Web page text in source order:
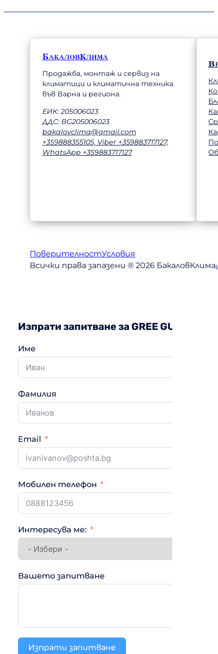
БакаловКлима
Продажба, монтаж и сервиз на
климатици и климатична техника
във Варна и региона.
ЕИК: 205006023
ДДС: BG205006023
bakalovclima@gmail.com
+359888355105, Viber +359883717127,
WhatsApp +359883717127
ПоверителностУсловия
Всички права запазени ® 2026 БакаловКлима
Изпрати запитване за GREE GUD35T /
Име
Фамилия
Email
Мобилен телефон
Интересува ме:
Вашето запитване
Изпрати запитване